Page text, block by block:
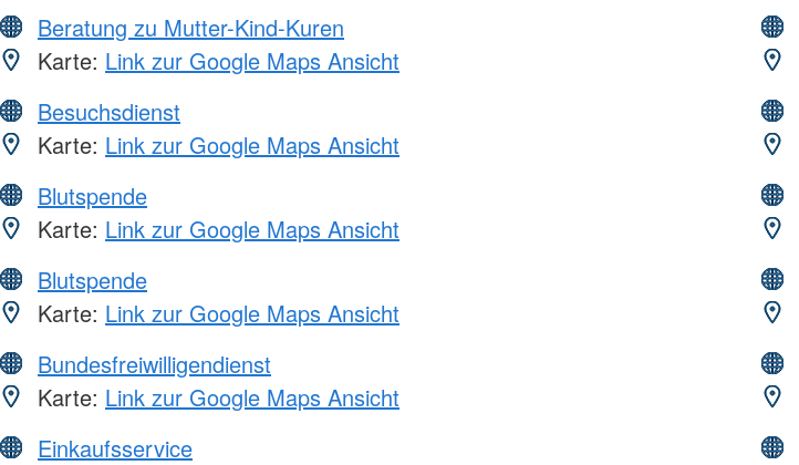
Beratung zu Mutter-Kind-Kuren
Karte: Link zur Google Maps Ansicht
Besuchsdienst
Karte: Link zur Google Maps Ansicht
Blutspende
Karte: Link zur Google Maps Ansicht
Blutspende
Karte: Link zur Google Maps Ansicht
Bundesfreiwilligendienst
Karte: Link zur Google Maps Ansicht
Einkaufsservice